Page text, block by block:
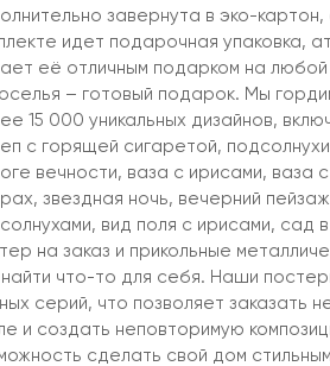
завернута в эко-
идет подарочная упаковка,
её отличным подарком на
– готовый подарок. Мы
15 000 уникальных дизайнов,
с горящей сигаретой,
вечности, ваза с ирисами, ваза
звездная ночь, вечерний
вид поля с ирисами, сад
на заказ и прикольные
найти что-то для себя. Наши
серий, что позволяет заказать
и создать неповторимую
сделать свой дом